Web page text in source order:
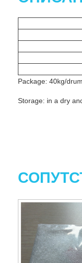
Package: 40kg/
Storage: in a dry